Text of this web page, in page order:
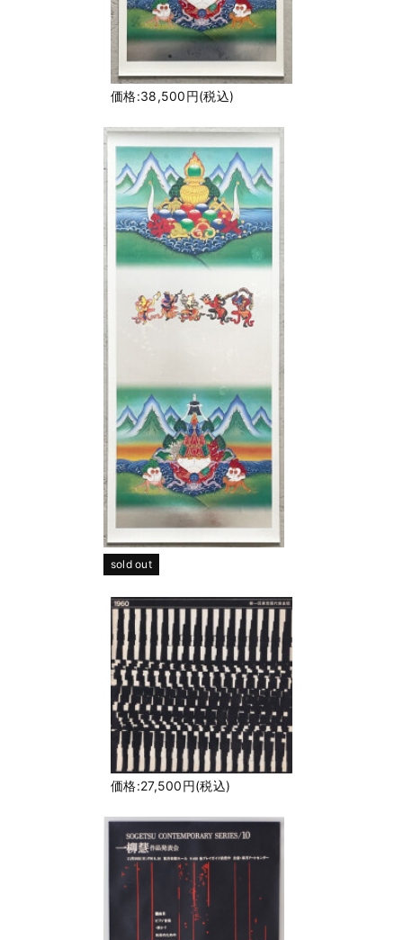
価格:38,500円(税込)
sold out
価格:27,500円(税込)